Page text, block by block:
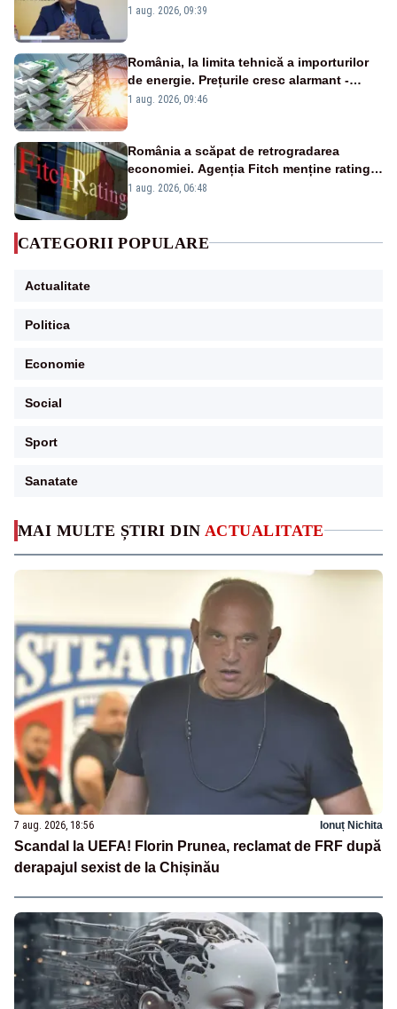
MAI MULTE ȘTIRI DIN ACTUALITATE
7 aug. 2026, 18:56 Ionuț Nichita
Scandal la UEFA! Florin Prunea, reclamat de FRF după
derapajul sexist de la Chișinău
alertei energetice?
1 aug. 2026, 09:39
România, la limita tehnică a importurilor
de energie. Prețurile cresc alarmant -
Analiză Realitatea Plus
1 aug. 2026, 09:46
România a scăpat de retrogradarea
economiei. Agenția Fitch menține ratingul
„BBB-” cu perspectivă negativă
1 aug. 2026, 06:48
CATEGORII POPULARE
Actualitate
Politica
Economie
Social
Sport
Sanatate